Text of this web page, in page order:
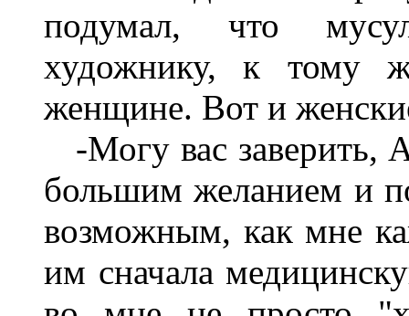
подумал, что
художнику, к тому
женщине. Вот и
-Могу вас заверить,
большим желанием и
возможным, как мне
им сначала